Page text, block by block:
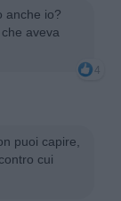
anche io?
aveva
4
puoi capire,
cui